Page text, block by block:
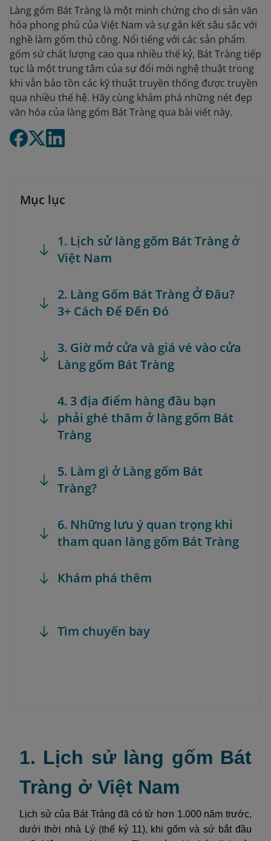
Làng gốm Bát Tràng là một minh chứng cho di sản văn
hóa phong phú của Việt Nam và sự gắn kết sâu sắc với
nghề làm gốm thủ công. Nổi tiếng với các sản phẩm
gốm sứ chất lượng cao qua nhiều thế kỷ, Bát Tràng tiếp
tục là một trung tâm của sự đổi mới nghệ thuật trong
khi vẫn bảo tồn các kỹ thuật truyền thống được truyền
qua nhiều thế hệ. Hãy cùng khám phá những nét đẹp
văn hóa của làng gốm Bát Tràng qua bài viết này.
Mục lục
1. Lịch sử làng gốm Bát Tràng ở
Việt Nam
2. Làng Gốm Bát Tràng Ở Đâu?
3+ Cách Để Đến Đó
3. Giờ mở cửa và giá vé vào cửa
Làng gốm Bát Tràng
4. 3 địa điểm hàng đầu bạn
phải ghé thăm ở làng gốm Bát
Tràng
5. Làm gì ở Làng gốm Bát
Tràng?
6. Những lưu ý quan trọng khi
tham quan làng gốm Bát Tràng
Khám phá thêm
Tìm chuyến bay
1. Lịch sử làng gốm Bát
Tràng ở Việt Nam
Lịch sử của Bát Tràng đã có từ hơn 1.000 năm trước,
dưới thời nhà Lý (thế kỷ 11), khi gốm và sứ bắt đầu